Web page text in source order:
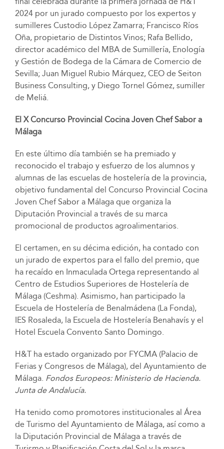
2024 por un jurado compuesto por los expertos y
sumilleres Custodio López Zamarra; Francisco Ríos
Oña, propietario de Distintos Vinos; Rafa Bellido,
director académico del MBA de Sumillería, Enología
y Gestión de Bodega de la Cámara de Comercio de
Sevilla; Juan Miguel Rubio Márquez, CEO de Seiton
Business Consulting, y Diego Tornel Gómez, sumiller
de Meliá.
El X Concurso Provincial Cocina Joven Chef Sabor a
Málaga
En este último día también se ha premiado y
reconocido el trabajo y esfuerzo de los alumnos y
alumnas de las escuelas de hostelería de la provincia,
objetivo fundamental del Concurso Provincial Cocina
Joven Chef Sabor a Málaga que organiza la
Diputación Provincial a través de su marca
promocional de productos agroalimentarios.
El certamen, en su décima edición, ha contado con
un jurado de expertos para el fallo del premio, que
ha recaído en Inmaculada Ortega representando al
Centro de Estudios Superiores de Hostelería de
Málaga (Ceshma). Asimismo, han participado la
Escuela de Hostelería de Benalmádena (La Fonda),
IES Rosaleda, la Escuela de Hostelería Benahavís y el
Hotel Escuela Convento Santo Domingo.
H&T ha estado organizado por FYCMA (Palacio de
Ferias y Congresos de Málaga), del Ayuntamiento de
Málaga. Fondos Europeos: Ministerio de Hacienda.
Junta de Andalucía.
Ha tenido como promotores institucionales al Área
de Turismo del Ayuntamiento de Málaga, así como a
la Diputación Provincial de Málaga a través de